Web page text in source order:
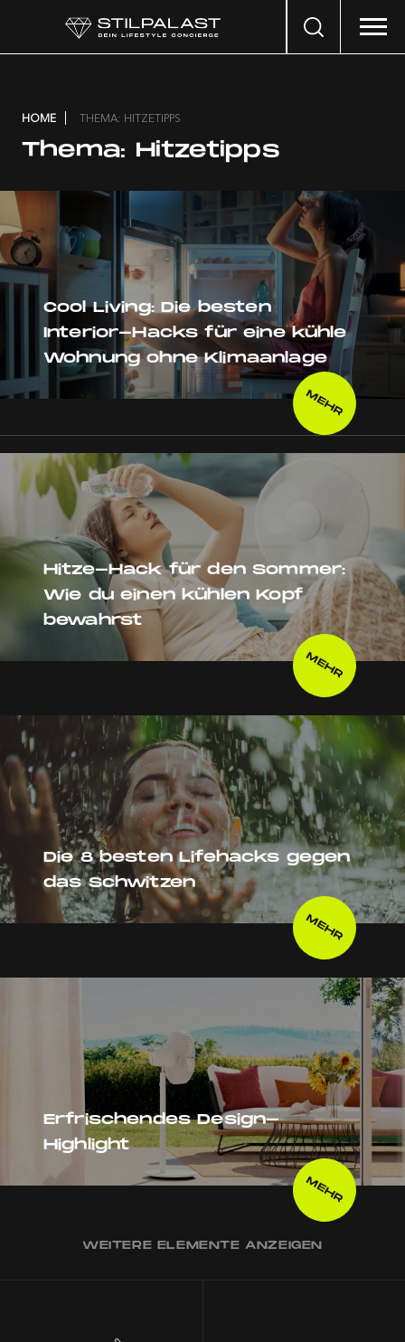
Search
HOME THEMA: HITZETIPPS
Thema: Hitzetipps
Cool Living: Die besten
Interior-Hacks für eine kühle
Wohnung ohne Klimaanlage
MEHR
Hitze-Hack für den Sommer:
Wie du einen kühlen Kopf
bewahrst
MEHR
Die 8 besten Lifehacks gegen
das Schwitzen
MEHR
Erfrischendes Design-
Highlight
MEHR
WEITERE ELEMENTE ANZEIGEN